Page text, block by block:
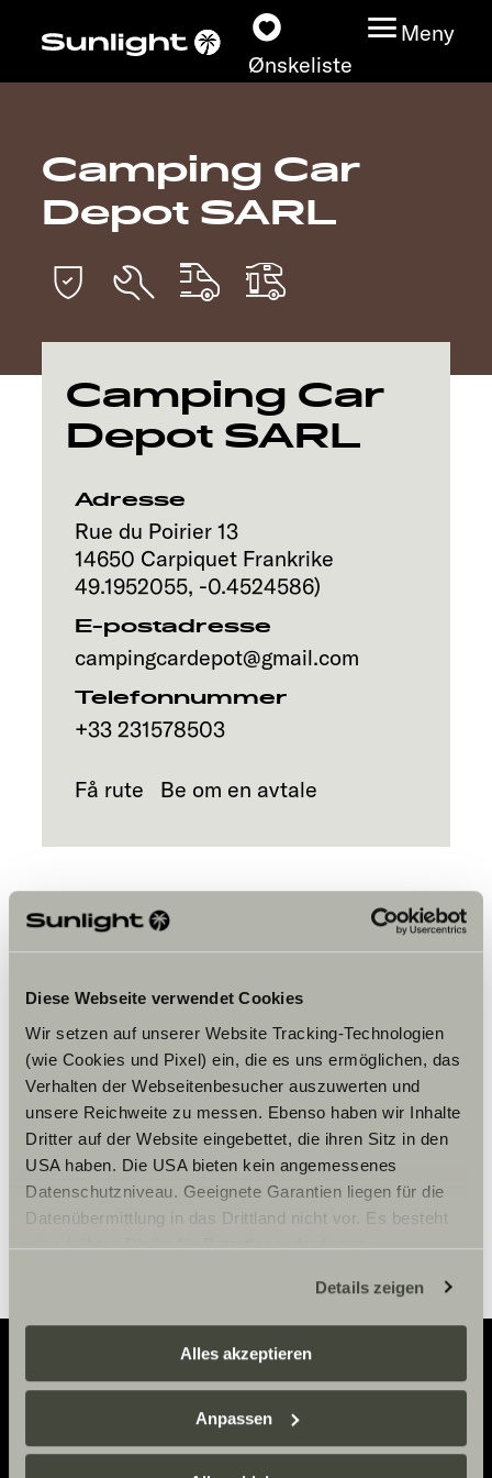
Diese Webseite verwendet Cookies
Wir setzen auf unserer Website Tracking-Technologien
(wie Cookies und Pixel) ein, die es uns ermöglichen, das
Verhalten der Webseitenbesucher auszuwerten und
unsere Reichweite zu messen. Ebenso haben wir Inhalte
Dritter auf der Website eingebettet, die ihren Sitz in den
USA haben. Die USA bieten kein angemessenes
Datenschutzniveau. Geeignete Garantien liegen für die
Datenübermittlung in das Drittland nicht vor. Es besteht
ein erhöhtes Risiko für Betroffene, da diesen
zustehen. Eingesetzte Dienstleister können Daten für
eigene Zwecke verarbeiten und mit anderen Daten
zusammenführen. Weitere Informationen finden Sie hier:
Datenschutzerklärung
einzelne Cookies/Dienste in den Einstellungen aus,
erteilen Sie uns Ihre Einwilligung zur Verarbeitung Ihrer
Details zeigen
Alles akzeptieren
Anpassen
Ønskeliste
Meny
Modeller
Finn din Sunlight
Oppdage
Camping Car
Depot SARL
Camping Car
Depot SARL
Adresse
Rue du Poirier 13
14650 Carpiquet Frankrike
49.1952055, -0.4524586)
E-postadresse
campingcardepot@gmail.com
Telefonnummer
+33 231578503
Få rute Be om en avtale
Vennligst aksepter
markedsføringscookies for å se
innholdet.
Innstillinger for cookies
Adventure
Now.